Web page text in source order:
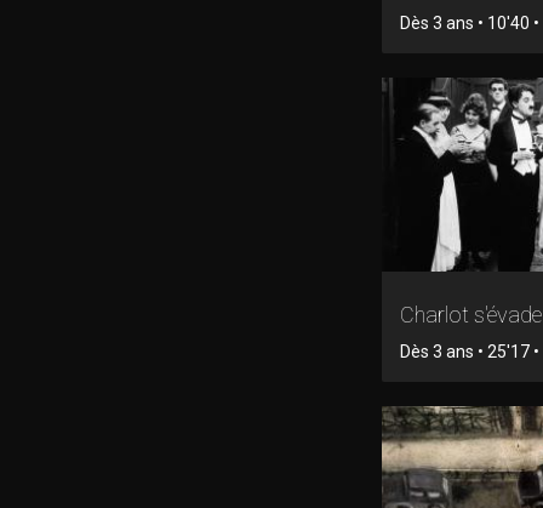
Dès 3 ans • 10'40
Charlot s'évade
Dès 3 ans • 25'17